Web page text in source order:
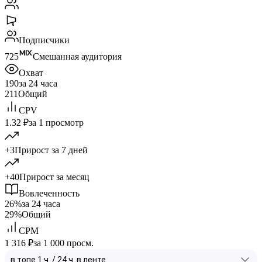
Подписчики
725
Смешанная аудитория
Охват
190за 24 часа
211Общий
CPV
1.32 ₽за 1 просмотр
+3Прирост за 7 дней
+40Прирост за месяц
Вовлеченность
26%за 24 часа
29%Общий
CPM
1 316 ₽за 1 000 просм.